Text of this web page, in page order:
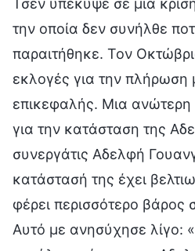
την οποία δεν συνήλθε
παραιτήθηκε. Τον
εκλογές για την πλήρωση
επικεφαλής. Μια
για την κατάσταση της
συνεργάτις Αδελφή
κατάστασή της έχει
φέρει περισσότερο βάρος
Αυτό με ανησύχησε λίγο: